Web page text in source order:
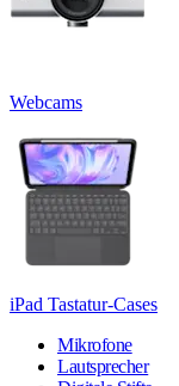
Webcams
iPad Tastatur-Cases
Mikrofone
Lautsprecher